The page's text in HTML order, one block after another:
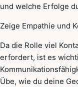
und welche Erfolge
Zeige Empathie und
Da die Rolle viel
erfordert, ist es
Übe, wie du deine